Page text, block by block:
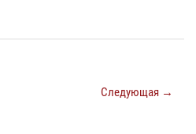
Следующая →